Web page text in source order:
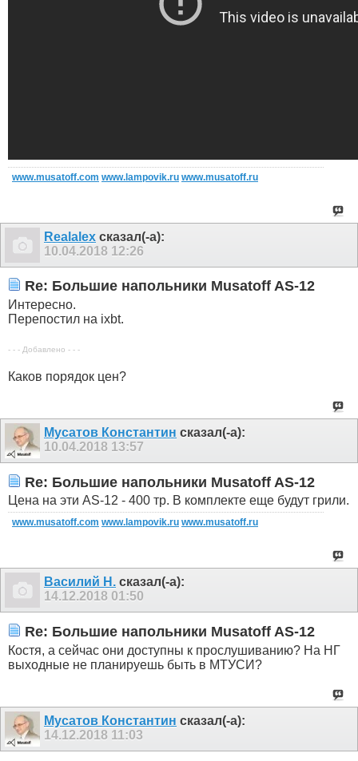
www.musatoff.com www.lampovik.ru www.musatoff.ru
Realalex сказал(-а):
10.04.2018 12:26
Re: Большие напольники Musatoff AS-12
Интересно.
Перепостил на ixbt.
- - - Добавлено - - -
Каков порядок цен?
Мусатов Константин сказал(-а):
10.04.2018 13:57
Re: Большие напольники Musatoff AS-12
Цена на эти AS-12 - 400 тр. В комплекте еще будут грили.
www.musatoff.com www.lampovik.ru www.musatoff.ru
Василий Н. сказал(-а):
14.12.2018 01:50
Re: Большие напольники Musatoff AS-12
Костя, а сейчас они доступны к прослушиванию? На НГ
выходные не планируешь быть в МТУСИ?
Мусатов Константин сказал(-а):
14.12.2018 11:03